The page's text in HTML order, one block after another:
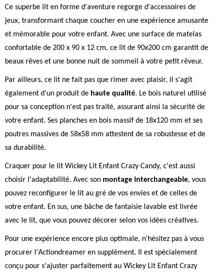
Ce superbe lit en forme d'aventure regorge d'accessoires de
jeux, transformant chaque coucher en une expérience amusante
et mémorable pour votre enfant. Avec une surface de matelas
confortable de 200 x 90 x 12 cm, ce lit de 90x200 cm garantit de
beaux rêves et une bonne nuit de sommeil à votre petit rêveur.
Par ailleurs, ce lit ne fait pas que rimer avec plaisir, il s'agit
également d'un produit de haute qualité. Le bois naturel utilisé
pour sa conception n'est pas traité, assurant ainsi la sécurité de
votre enfant. Ses planches en bois massif de 18x120 mm et ses
poutres massives de 58x58 mm attestent de sa robustesse et de
sa durabilité.
Craquer pour le lit Wickey Lit Enfant Crazy Candy, c'est aussi
choisir l'adaptabilité. Avec son montage interchangeable, vous
pouvez reconfigurer le lit au gré de vos envies et de celles de
votre enfant. En sus, une bâche de fantaisie lavable est livrée
avec le lit, que vous pouvez décorer selon vos idées créatives.
Pour une expérience encore plus optimale, n'hésitez pas à vous
procurer l'Actiondreamer en supplément. Il est spécialement
conçu pour s'ajuster parfaitement au Wickey Lit Enfant Crazy